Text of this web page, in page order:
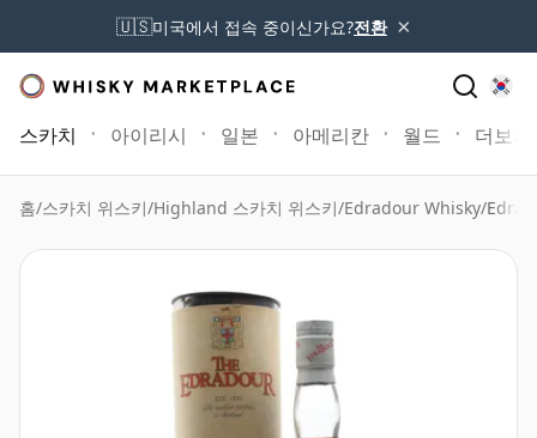
🇺🇸미국에서 접속 중이신가요?전환 ×
스카치 아이리시 일본 아메리칸 월드 더보기
홈/스카치 위스키/Highland 스카치 위스키/Edradour Whisky/